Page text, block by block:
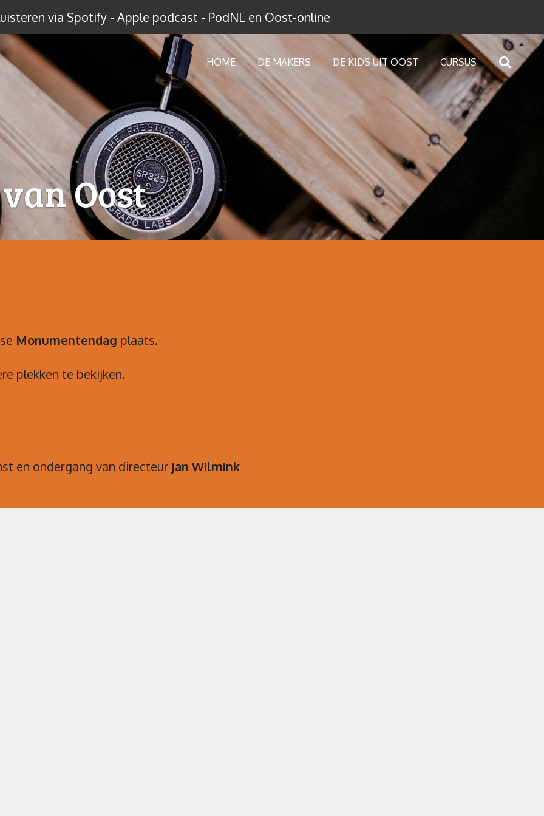
via Spotify - Apple podcast - PodNL en Oost-online
HOME DE MAKERS DE KIDS UIT OOST CURSUS
Oost
Monumentendag plaats.
plekken te bekijken.
en ondergang van directeur Jan Wilmink